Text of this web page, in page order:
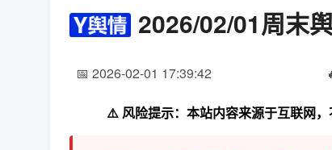
2026/02/01周末
📅 2026-02-01 17:39:42
⚠️ 风险提示：本站内容来源于互联网，